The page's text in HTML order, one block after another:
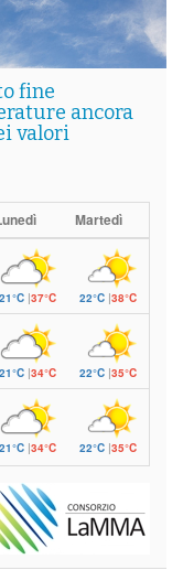
fine
ancora
valori
Martedì
21°C|37°C 22°C |38°C
21°C|34°C 22°C |35°C
21°C|34°C 22°C |35°C